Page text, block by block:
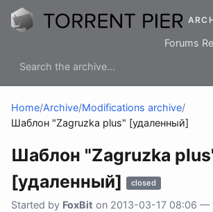
Forums
Home/Archive/Modifications archive/
Шаблон "Zagruzka plus" [удаленный]
Шаблон "Zagruzka
[удаленный]
closed
Started by FoxBit on 2013-03-17 08:06 —